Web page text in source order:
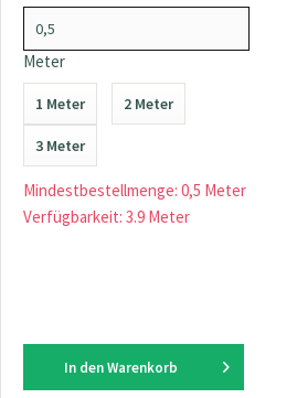
Meter
1 Meter 2 Meter
3 Meter
Mindestbestellmenge: 0,5 Meter
Verfügbarkeit: 3.9 Meter
In den Warenkorb